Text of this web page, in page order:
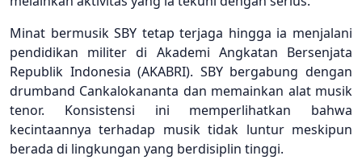
Minat bermusik SBY tetap terjaga hingga ia menjalani
pendidikan militer di Akademi Angkatan Bersenjata
Republik Indonesia (AKABRI). SBY bergabung dengan
drumband Cankalokananta dan memainkan alat musik
tenor. Konsistensi ini memperlihatkan bahwa
kecintaannya terhadap musik tidak luntur meskipun
berada di lingkungan yang berdisiplin tinggi.